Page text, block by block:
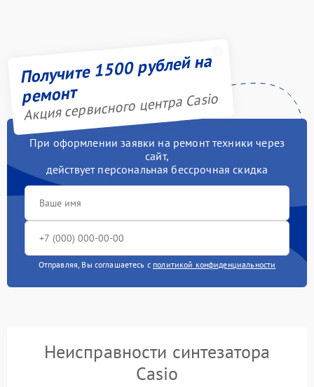
Получите 1500 рублей на
ремонт
Акция сервисного центра Casio
При оформлении заявки на ремонт техники через
сайт,
действует персональная бессрочная скидка
Отправляя, Вы соглашаетесь с политикой конфиденциальности
Неисправности синтезатора
Casio